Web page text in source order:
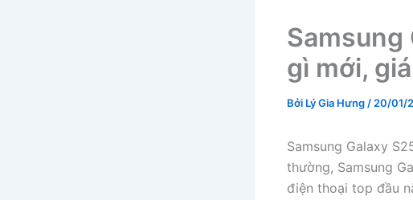
Samsung
gì mới,
Bởi Lý Gia Hưng / 20/01/
Samsung Galaxy
thường, Samsung
điện thoại top đầu